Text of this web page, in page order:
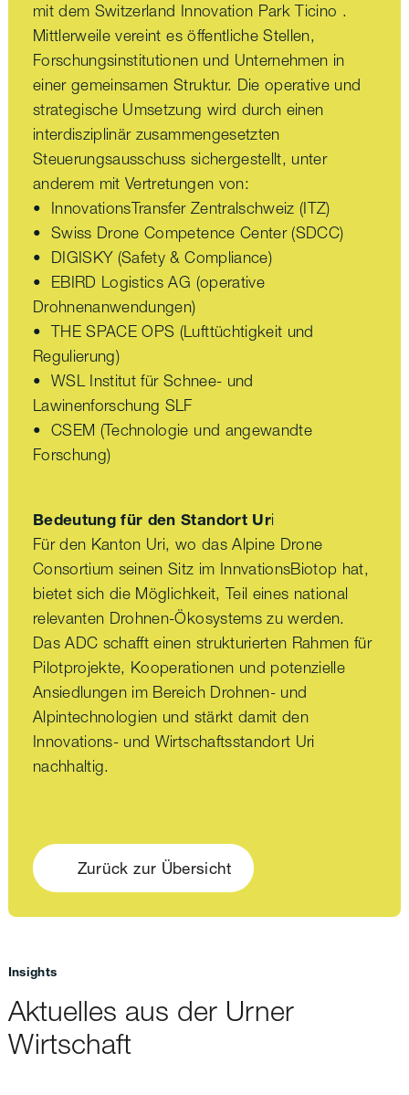
Zurück zur Übersicht
mit dem Switzerland Innovation Park Ticino .
Mittlerweile vereint es öffentliche Stellen,
Forschungsinstitutionen und Unternehmen in
einer gemeinsamen Struktur. Die operative und
strategische Umsetzung wird durch einen
interdisziplinär zusammengesetzten
Steuerungsausschuss sichergestellt, unter
anderem mit Vertretungen von:
• InnovationsTransfer Zentralschweiz (ITZ)
• Swiss Drone Competence Center (SDCC)
• DIGISKY (Safety & Compliance)
• EBIRD Logistics AG (operative
Drohnenanwendungen)
• THE SPACE OPS (Lufttüchtigkeit und
Regulierung)
• WSL Institut für Schnee- und
Lawinenforschung SLF
• CSEM (Technologie und angewandte
Forschung)
Bedeutung für den Standort Uri
Für den Kanton Uri, wo das Alpine Drone
Consortium seinen Sitz im InnvationsBiotop hat,
bietet sich die Möglichkeit, Teil eines national
relevanten Drohnen-Ökosystems zu werden.
Das ADC schafft einen strukturierten Rahmen für
Pilotprojekte, Kooperationen und potenzielle
Ansiedlungen im Bereich Drohnen- und
Alpintechnologien und stärkt damit den
Innovations- und Wirtschaftsstandort Uri
nachhaltig.
Insights
Aktuelles aus der Urner
Wirtschaft